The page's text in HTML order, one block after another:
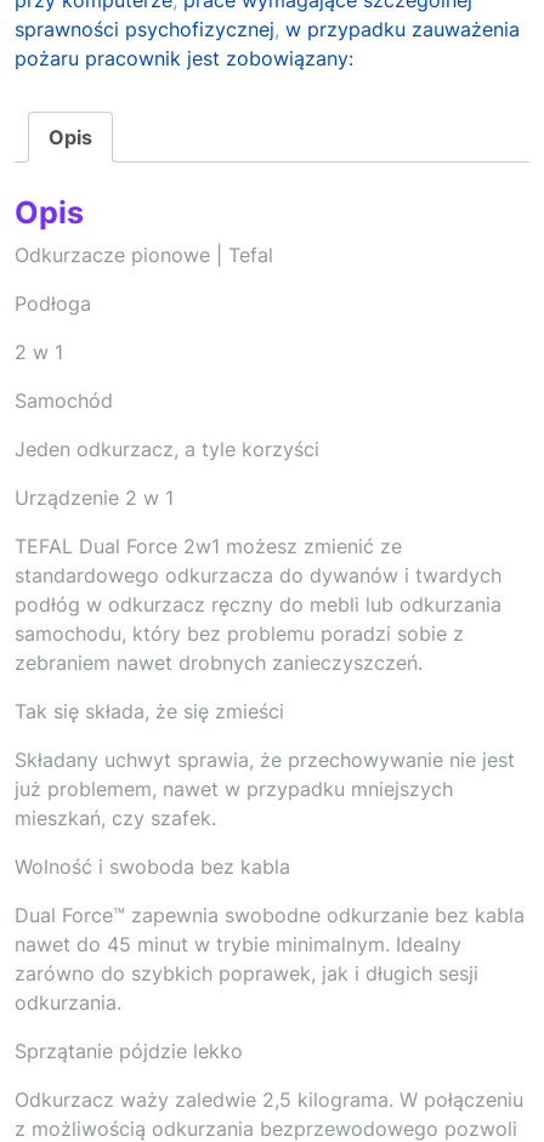
sprawności psychofizycznej, w przypadku zauważenia
pożaru pracownik jest zobowiązany:
Opis
Opis
Odkurzacze pionowe | Tefal
Podłoga
2 w 1
Samochód
Jeden odkurzacz, a tyle korzyści
Urządzenie 2 w 1
TEFAL Dual Force 2w1 możesz zmienić ze
standardowego odkurzacza do dywanów i twardych
podłóg w odkurzacz ręczny do mebli lub odkurzania
samochodu, który bez problemu poradzi sobie z
zebraniem nawet drobnych zanieczyszczeń.
Tak się składa, że się zmieści
Składany uchwyt sprawia, że przechowywanie nie jest
już problemem, nawet w przypadku mniejszych
mieszkań, czy szafek.
Wolność i swoboda bez kabla
Dual Force™ zapewnia swobodne odkurzanie bez kabla
nawet do 45 minut w trybie minimalnym. Idealny
zarówno do szybkich poprawek, jak i długich sesji
odkurzania.
Sprzątanie pójdzie lekko
Odkurzacz waży zaledwie 2,5 kilograma. W połączeniu
z możliwością odkurzania bezprzewodowego pozwoli